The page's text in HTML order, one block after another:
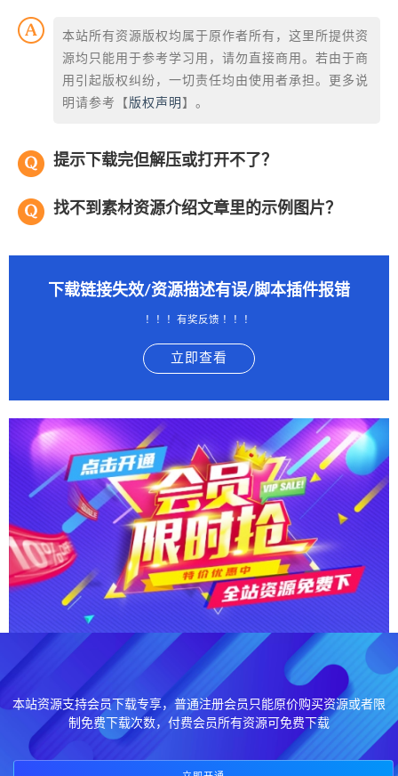
本站所有资源版权均属于原作者所有，这里所提供资
源均只能用于参考学习用，请勿直接商用。若由于商
用引起版权纠纷，一切责任均由使用者承担。更多说
明请参考【 版权声明 】。
提示下载完但解压或打开不了？
找不到素材资源介绍文章里的示例图片？
下载链接失效/资源描述有误/脚本插件报错
！！！有奖反馈 ！！！
立即查看
本站资源支持会员下载专享，普通注册会员只能原价购买资源或者限
制免费下载次数，付费会员所有资源可免费下载